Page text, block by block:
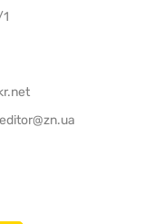
editor@zn.ua